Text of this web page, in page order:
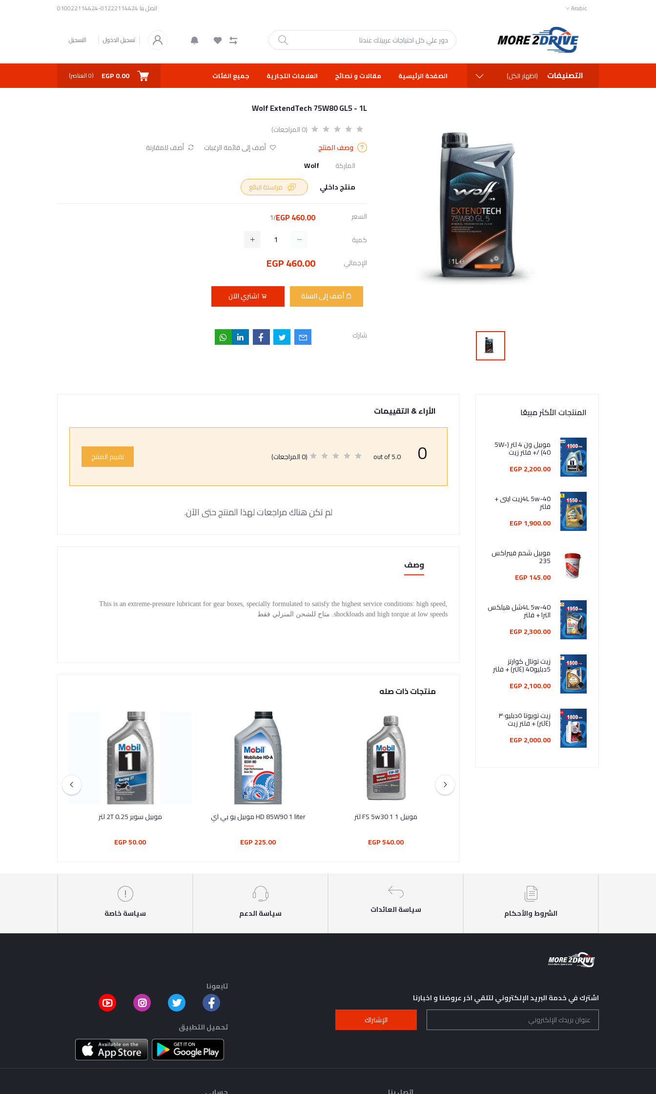
Arabic اتصل بنا 01222114424-010022114424
تسجيل الدخول التسجيل
التصنيفات (اظهار الكل) الصفحة الرئيسية مقالات و نصائح العلامات التجارية جميع الفئات 0.00 EGP
(
0العناصر)
Wolf ExtendTech 75W80 GL5 - 1L
(0 المراجعات)
وصف المنتج
أضف إلى قائمة الرغبات
أضف للمقارنة
الماركة
Wolf
منتج داخلي
السعر 460.00 EGP
/1
كمية
الإجمالي
460.00 EGP
أضف إلى السلة اشتري الآن
شارك
المنتجات الأكثر مبيعًا
موبيل ون 4 لتر (5W-
40) /+ فلتر زيت
2,200.00 EGP
4L 5w-40زيت اينى +
فلتر
1,900.00 EGP
موبيل شحم فيبراكس
235
145.00 EGP
4L 5w-40شل هيلكس
الترا + فلتر
2,300.00 EGP
زيت توتال كوارتز
5دبليو40 (٤لتر) + فلتر
زيت
2,100.00 EGP
زيت تويوتا ٥دبليو٣٠
(٤لتر) + فلتر زيت
2,000.00 EGP
الأراء & التقييمات
0
out of 5.0 (0 المراجعات) تقييم المنتج
لم تكن هناك مراجعات لهذا المنتج حتى الآن.
وصف
This is an extreme-pressure lubricant for gear boxes, specially formulated to satisfy the highest service conditions: high speed,
shockloads and high torque at low speeds. متاح للشحن المنزلي فقط
منتجات ذات صله
موبيل 1 FS 5w30 1 لتر
540.00 EGP
HD 85W90 1 liter موبيل يو بي اي
225.00 EGP
موبيل سوبر 2T 0.25 لتر
50.00 EGP
الشروط والأحكام سياسة العائدات سياسة الدعم سياسة خاصة
اشترك في خدمة البريد الإلكتروني لتلقي اخر عروضنا و اخبارنا
الإشتراك
تابعونا
تحميل التطبيق